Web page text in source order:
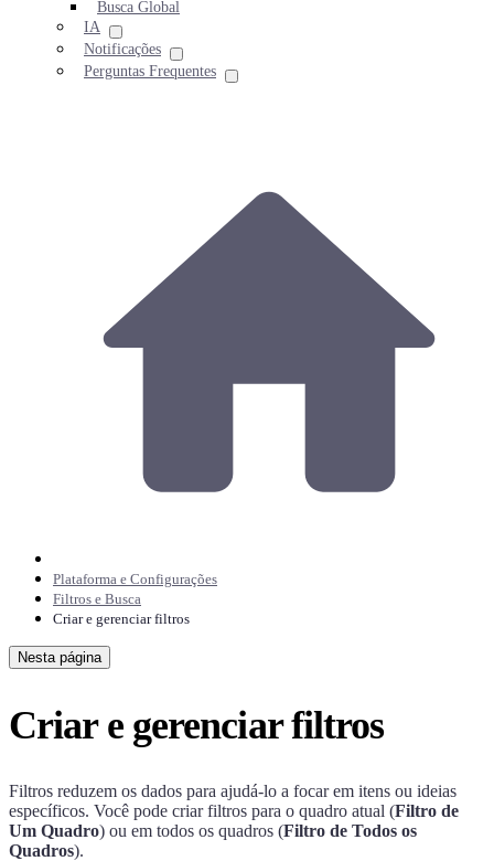
Busca Global
IA
Notificações
Perguntas Frequentes
Plataforma e Configurações
Filtros e Busca
Criar e gerenciar filtros
Nesta página
Criar e gerenciar filtros
Filtros reduzem os dados para ajudá-lo a focar em itens ou ideias
específicos. Você pode criar filtros para o quadro atual (Filtro de
Um Quadro) ou em todos os quadros (Filtro de Todos os
Quadros).